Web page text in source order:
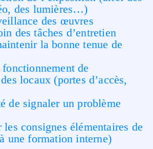
des lumières…)
des œuvres
des tâches d’entretien
la bonne tenue de
de
locaux (portes d’accès,
de signaler un problème
consignes élémentaires de
une formation interne)